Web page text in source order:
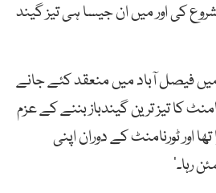
کی اور میں ان جیسا ہی تیز گیند
فیصل آباد میں منعقد کئے جانے
کا تیز ترین گیندباز بننے کے عزم
اور ٹورنامنٹ کے دوران اپنی
رہا۔‘